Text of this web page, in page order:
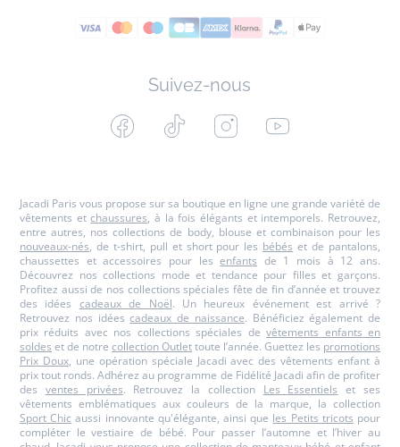
Suivez-nous
Facebook Tiktok InstagramYoutube
Jacadi Paris vous propose sur sa boutique en ligne une grande variété de
vêtements etchaussures, à la fois élégants et intemporels. Retrouvez,
entre autres, nos collections de body, blouse et combinaison pour les
nouveaux-nés, de t-shirt, pull et short pour les bébés et de pantalons,
chaussettes et accessoires pour lesenfants de 1 mois à 12 ans.
Découvrez nos collections mode et tendance pour filles et garçons.
Profitez aussi de nos collections spéciales fête de fin d’année et trouvez
des idées cadeaux de Noël. Un heureux événement est arrivé ?
Retrouvez nos idéescadeaux de naissance. Bénéficiez également de
prix réduits avec nos collections spéciales devêtements enfants en
soldes et de notre collection Outlettoute l’année. Guettez les promotions
Prix Doux, une opération spéciale Jacadi avec des vêtements enfant à
prix tout ronds. Adhérez au programme de Fidélité Jacadi afin de profiter
des ventes privées. Retrouvez la collection Les Essentiels et ses
vêtements emblématiques aux couleurs de la marque, la collection
Sport Chic aussi innovante qu'élégante, ainsi que les Petits tricots pour
compléter le vestiaire de bébé. Pour passer l’automne et l’hiver au